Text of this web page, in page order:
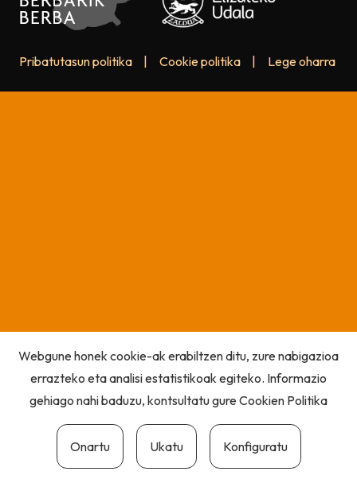
Pribatutasun politika Cookie politika Lege oharra
Webgune honek cookie-ak erabiltzen ditu, zure nabigazioa
errazteko eta analisi estatistikoak egiteko. Informazio
gehiago nahi baduzu, kontsultatu gureCookien Politika
Onartu Ukatu Konfiguratu